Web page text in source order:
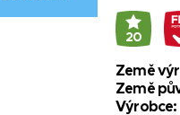
20
Země
Země
Výrobce: